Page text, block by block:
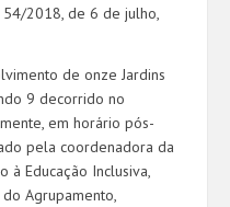
2018, de 6 de julho,
de onze Jardins
9 decorrido no
em horário pós-
pela coordenadora da
à Educação Inclusiva,
Agrupamento,